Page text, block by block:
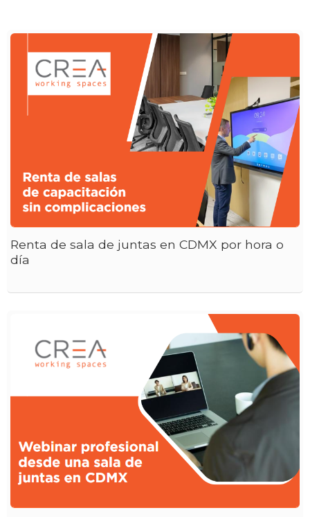
Renta de sala de juntas en CDMX por hora o
día